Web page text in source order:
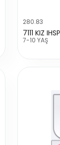
280.83
7-10 YAŞ